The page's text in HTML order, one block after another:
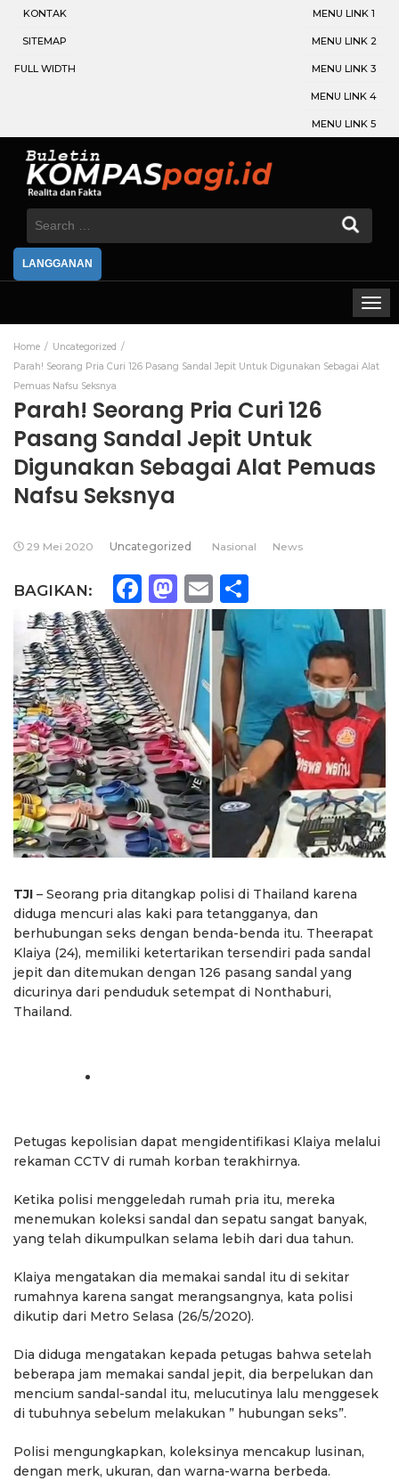
KONTAK
SITEMAP
FULL WIDTH
MENU LINK 1
MENU LINK 2
MENU LINK 3
MENU LINK 4
MENU LINK 5
Search
LANGGANAN
Home
Uncategorized
Parah! Seorang Pria Curi 126 Pasang Sandal Jepit Untuk Digunakan Sebagai Alat
Pemuas Nafsu Seksnya
Parah! Seorang Pria Curi 126
Pasang Sandal Jepit Untuk
Digunakan Sebagai Alat Pemuas
Nafsu Seksnya
29 Mei 2020 Uncategorized Nasional News
BAGIKAN: Facebook
Mastodon
Email
TJI – Seorang pria ditangkap polisi di Thailand karena
diduga mencuri alas kaki para tetangganya, dan
berhubungan seks dengan benda-benda itu. Theerapat
Klaiya (24), memiliki ketertarikan tersendiri pada sandal
jepit dan ditemukan dengan 126 pasang sandal yang
dicurinya dari penduduk setempat di Nonthaburi,
Thailand.
Petugas kepolisian dapat mengidentifikasi Klaiya melalui
rekaman CCTV di rumah korban terakhirnya.
Ketika polisi menggeledah rumah pria itu, mereka
menemukan koleksi sandal dan sepatu sangat banyak,
yang telah dikumpulkan selama lebih dari dua tahun.
Klaiya mengatakan dia memakai sandal itu di sekitar
rumahnya karena sangat merangsangnya, kata polisi
dikutip dari Metro Selasa (26/5/2020).
Dia diduga mengatakan kepada petugas bahwa setelah
beberapa jam memakai sandal jepit, dia berpelukan dan
mencium sandal-sandal itu, melucutinya lalu menggesek
di tubuhnya sebelum melakukan ” hubungan seks”.
Polisi mengungkapkan, koleksinya mencakup lusinan,
dengan merk, ukuran, dan warna-warna berbeda.